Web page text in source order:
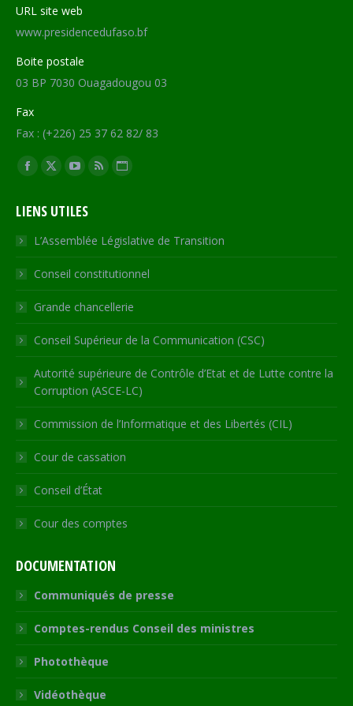
URL site web
www.presidencedufaso.bf
Boite postale
03 BP 7030 Ouagadougou 03
Fax
Fax : (+226) 25 37 62 82/ 83
Trouvez nous sur :
Facebook
opens
in
new
window
X
opens
in
new
window
YouTube
opens
in
new
window
RSS
in
new
window
Site
opens
in
new
LIENS UTILES
L’Assemblée Législative de Transition
Conseil constitutionnel
Grande chancellerie
Conseil Supérieur de la Communication (CSC)
Autorité supérieure de Contrôle d’Etat et de Lutte contre la
Corruption (ASCE-LC)
Commission de l’Informatique et des Libertés (CIL)
Cour de cassation
Conseil d’État
Cour des comptes
DOCUMENTATION
Communiqués de presse
Comptes-rendus Conseil des ministres
Photothèque
Vidéothèque